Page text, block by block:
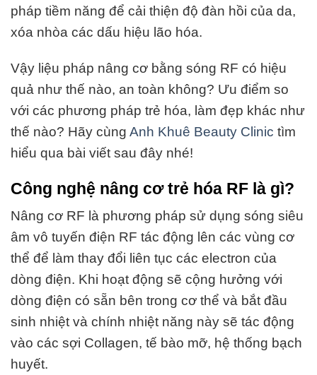
pháp tiềm năng để cải thiện độ đàn hồi của da,
xóa nhòa các dấu hiệu lão hóa.
Vậy liệu pháp nâng cơ bằng sóng RF có hiệu
quả như thế nào, an toàn không? Ưu điểm so
với các phương pháp trẻ hóa, làm đẹp khác như
thế nào? Hãy cùng Anh Khuê Beauty Clinic tìm
hiểu qua bài viết sau đây nhé!
Công nghệ nâng cơ trẻ hóa RF là gì?
Nâng cơ RF là phương pháp sử dụng sóng siêu
âm vô tuyến điện RF tác động lên các vùng cơ
thể để làm thay đổi liên tục các electron của
dòng điện. Khi hoạt động sẽ cộng hưởng với
dòng điện có sẵn bên trong cơ thể và bắt đầu
sinh nhiệt và chính nhiệt năng này sẽ tác động
vào các sợi Collagen, tế bào mỡ, hệ thống bạch
huyết.